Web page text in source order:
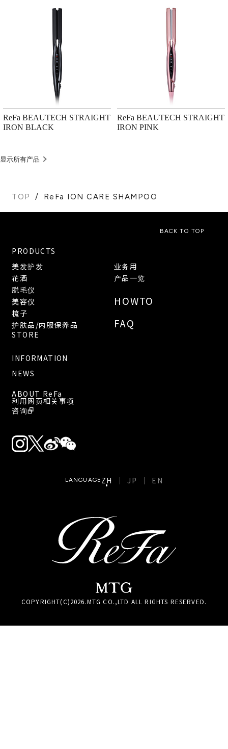
ReFa BEAUTECH STRAIGHT
IRON BLACK
ReFa BEAUTECH STRAIGHT
IRON PINK
显示所有产品
TOP ReFa ION CARE SHAMPOO
BACK TO TOP
PRODUCTS
美发护发
花洒
脱毛仪
美容仪
梳子
护肤品/内服保养品
业务用
产品一览
HOWTO
FAQ
STORE
INFORMATION
NEWS
ABOUT ReFa
利用网页相关事项
咨询
LANGUAGE ZH JP EN
COPYRIGHT(C)2026.MTG CO.,LTD ALL RIGHTS RESERVED.